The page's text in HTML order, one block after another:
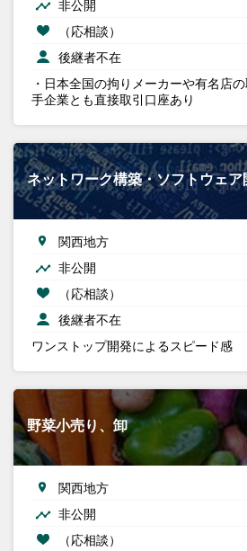
非公開
（応相談）
後継者不在
・日本全国の拘りメーカーや有名店
手企業とも直接取引口座あり
ネットワーク構築・ソフトウェア
関西地方
非公開
（応相談）
後継者不在
ワンストップ開発によるスピード感
野菜小売り、卸
関西地方
非公開
（応相談）